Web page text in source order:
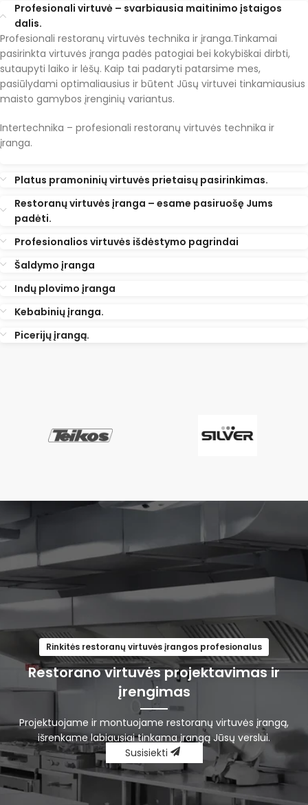
Profesionali virtuvė – svarbiausia maitinimo įstaigos
dalis.
Profesionali restoranų virtuvės technika ir įranga.Tinkamai
pasirinkta virtuvės įranga padės patogiai bei kokybiškai dirbti,
sutaupyti laiko ir lėšų. Kaip tai padaryti patarsime mes,
pasiūlydami optimaliausius ir būtent Jūsų virtuvei tinkamiausius
maisto gamybos įrenginių variantus.
Intertechnika – profesionali restoranų virtuvės technika ir
įranga.
Platus pramoninių virtuvės prietaisų pasirinkimas.
Restoranų virtuvės įranga – esame pasiruošę Jums
padėti.
Profesionalios virtuvės išdėstymo pagrindai
Šaldymo įranga
Indų plovimo įranga
Kebabinių įranga.
Picerijų įrangą.
Rinkitės restoranų virtuvės įrangos profesionalus
Restorano virtuvės projektavimas ir
įrengimas
Projektuojame ir montuojame restoranų virtuvės įrangą,
išrenkame labiausiai tinkama įrangą Jūsų verslui.
Susisiekti